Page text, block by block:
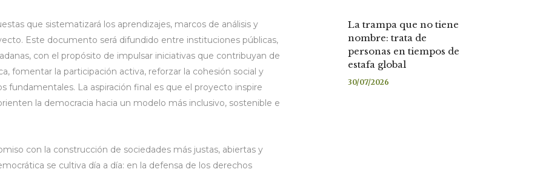
que sistematizará los aprendizajes, marcos de análisis y
Este documento será difundido entre instituciones públicas,
con el propósito de impulsar iniciativas que contribuyan de
fomentar la participación activa, reforzar la cohesión social y
fundamentales. La aspiración final es que el proyecto inspire
la democracia hacia un modelo más inclusivo, sostenible e
con la construcción de sociedades más justas, abiertas y
se cultiva día a día: en la defensa de los derechos
La trampa que no tiene
nombre: trata de
personas en tiempos de
estafa global
30/07/2026